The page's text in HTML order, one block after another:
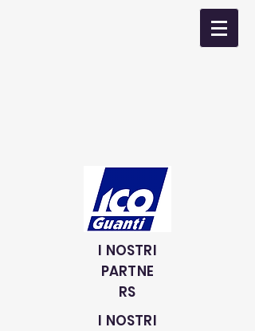
I NOSTRI
PARTNE
RS
I NOSTRI